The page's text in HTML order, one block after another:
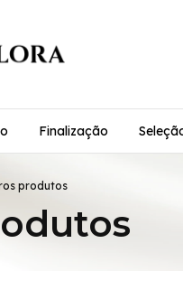
Finalização
produtos